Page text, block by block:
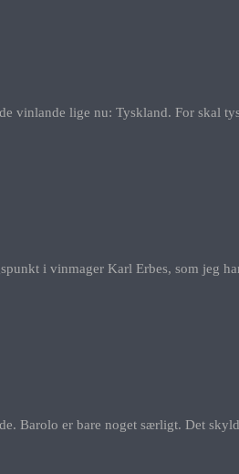
vinlande lige nu: Tyskland. For skal
i vinmager Karl Erbes, som jeg
Barolo er bare noget særligt. Det